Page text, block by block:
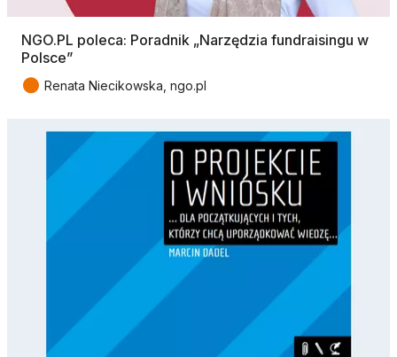
NGO.PL poleca: Poradnik „Narzędzia fundraisingu w
Polsce”
● Renata Niecikowska, ngo.pl